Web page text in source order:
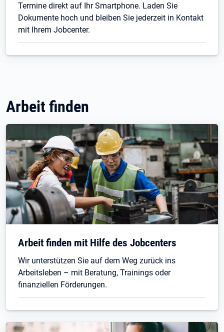
Termine direkt auf Ihr Smartphone. Laden Sie
Dokumente hoch und bleiben Sie jederzeit in Kontakt
mit Ihrem Jobcenter.
Arbeit finden
Arbeit finden mit Hilfe des Jobcenters
Wir unterstützen Sie auf dem Weg zurück ins
Arbeitsleben – mit Beratung, Trainings oder
finanziellen Förderungen.